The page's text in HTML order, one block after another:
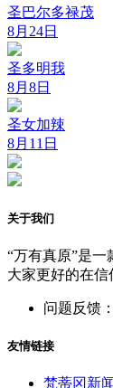
圣巴尔多禄茂
8月24日
圣多明我
8月8日
圣女加辣
8月11日
关于我们
“万有真原”是
大家更好的在信
问题反馈
友情链接
梵蒂冈新